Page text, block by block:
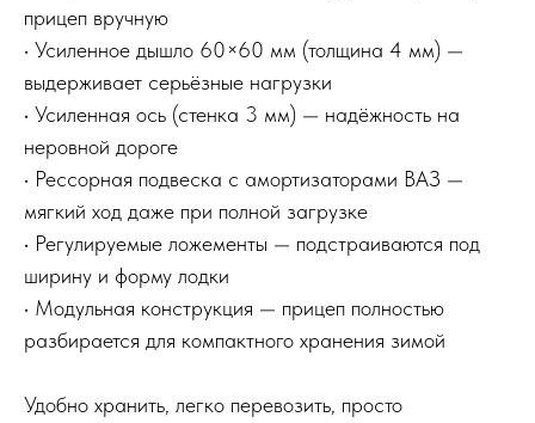
прицеп вручную
• Усиленное дышло 60×60 мм (толщина 4 мм) —
выдерживает серьёзные нагрузки
• Усиленная ось (стенка 3 мм) — надёжность на
неровной дороге
• Рессорная подвеска с амортизаторами ВАЗ —
мягкий ход даже при полной загрузке
• Регулируемые ложементы — подстраиваются под
ширину и форму лодки
• Модульная конструкция — прицеп полностью
разбирается для компактного хранения зимой
Удобно хранить, легко перевозить, просто